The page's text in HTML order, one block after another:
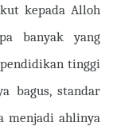
kepada Alloh
banyak yang
tinggi
bagus, standar
menjadi ahlinya